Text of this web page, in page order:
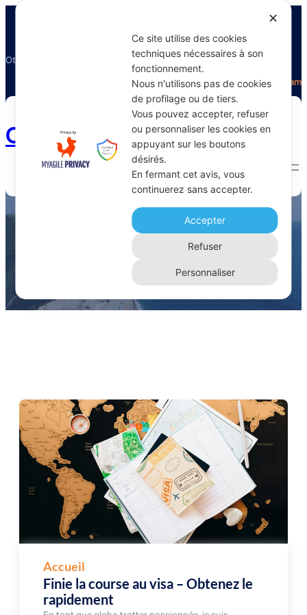
Otectours, le spécialiste du voyage
FacebookTwitterInstagram
Otectours.com
gestion des visas
Home
Accueil
Finie la course au visa – Obtenez le
rapidement
✕
Ce site utilise des cookies
techniques nécessaires à son
fonctionnement.
Nous n'utilisons pas de cookies
de profilage ou de tiers.
Vous pouvez accepter, refuser
ou personnaliser les cookies en
appuyant sur les boutons
désirés.
En fermant cet avis, vous
continuerez sans accepter.
Accepter
Refuser
Personnaliser